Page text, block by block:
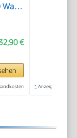
Watt
€
* Anzeige